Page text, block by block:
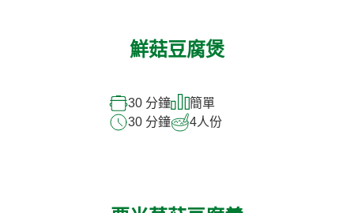
鮮菇豆腐煲
30 分鐘
簡單
30 分鐘
4人份